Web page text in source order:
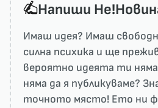
Напиши
Имаш идея? Имаш
силна психика и ще
вероятно идеята ти няма
няма да я публикуваме?
точното място! Ето ни